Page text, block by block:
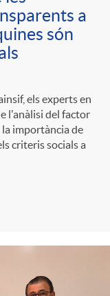
a
són
els experts en
l'anàlisi del factor
la importància de
criteris socials a